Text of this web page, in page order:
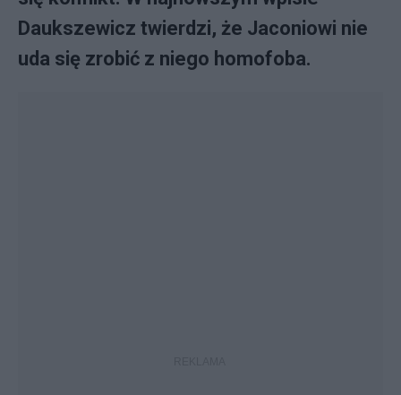
Daukszewicz twierdzi, że Jaconiowi nie
uda się zrobić z niego homofoba.